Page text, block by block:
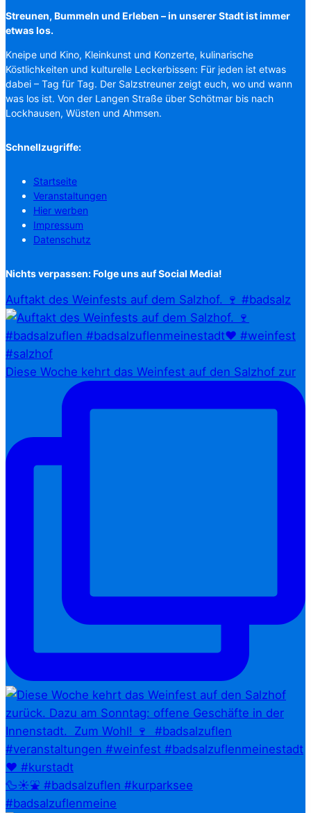
Streunen, Bummeln und Erleben – in unserer Stadt ist immer
etwas los.
Kneipe und Kino, Kleinkunst und Konzerte, kulinarische
Köstlichkeiten und kulturelle Leckerbissen: Für jeden ist etwas
dabei – Tag für Tag. Der Salzstreuner zeigt euch, wo und wann
was los ist. Von der Langen Straße über Schötmar bis nach
Lockhausen, Wüsten und Ahmsen.
Schnellzugriffe:
Startseite
Veranstaltungen
Hier werben
Impressum
Datenschutz
Nichts verpassen: Folge uns auf Social Media!
Auftakt des Weinfests auf dem Salzhof. 🍷 #badsalz
Diese Woche kehrt das Weinfest auf den Salzhof zur
🦆☀️⛲ #badsalzuflen #kurparksee
#badsalzuflenmeine